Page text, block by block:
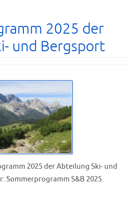
2025 der
und Bergsport
2025 der Abteilung Ski- und
Sommerprogramm S&B 2025.